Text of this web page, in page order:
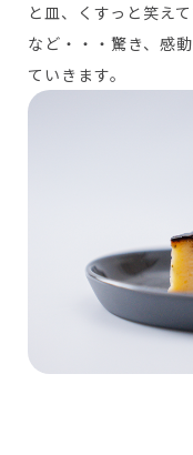
と皿、くすっと笑え
など・・・驚き、感
ていきます。